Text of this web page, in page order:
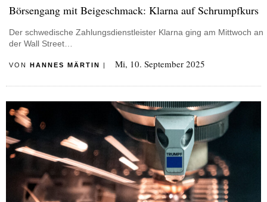
Börsengang mit Beigeschmack: Klarna auf Schrumpfkurs
Der schwedische Zahlungsdienstleister Klarna ging am Mittwoch an
der Wall Street…
VON HANNES MÄRTIN Mi, 10. September 2025